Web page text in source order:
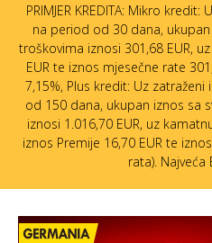
PRIMJER KREDITA: Mikro
na period od 30 dana,
troškovima iznosi 301,68 EUR,
EUR te iznos mjesečne rate
7,15%, Plus kredit: Uz zatraženi
od 150 dana, ukupan iznos sa
iznosi 1.016,70 EUR, uz
iznos Premije 16,70 EUR te
rata). Najveća